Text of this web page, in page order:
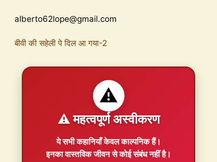
alberto62lope@gmail.com
बीवी की सहेली पे दिल आ गया-2
⚠️
⚠️ महत्वपूर्ण अस्वीकरण
ये सभी कहानियाँकेवल काल्पनिकहैं।
इनका वास्तविक जीवन से कोई संबंध नहीं है।